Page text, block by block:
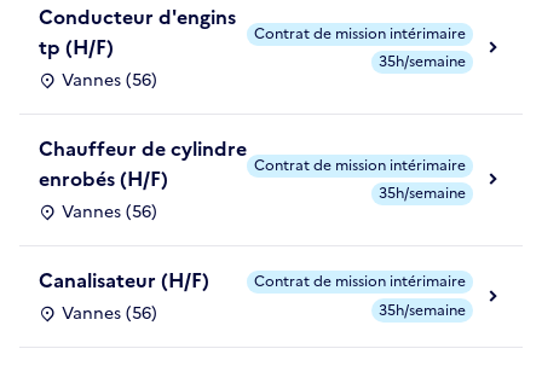
Conducteur d'engins
tp (H/F)
Vannes (56)
Contrat de mission intérimaire
35h/semaine
Chauffeur de cylindre
enrobés (H/F)
Vannes (56)
Contrat de mission intérimaire
35h/semaine
Canalisateur (H/F)
Vannes (56)
Contrat de mission intérimaire
35h/semaine